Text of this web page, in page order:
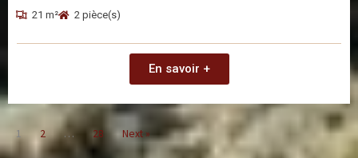
21 m² 2 pièce(s)
En savoir +
1 2 … 28 Next »